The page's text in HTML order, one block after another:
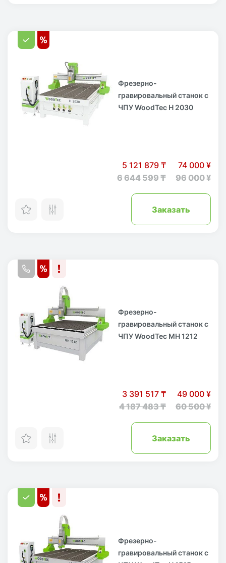
Фрезерно-
гравировальный станок с
ЧПУ WoodTec H 2030
5 121 879 ₸
6 644 599 ₸
74 000 ¥
96 000 ¥
Заказать
Фрезерно-
гравировальный станок с
ЧПУ WoodTec MH 1212
3 391 517 ₸
4 187 483 ₸
49 000 ¥
60 500 ¥
Заказать
Фрезерно-
гравировальный станок с